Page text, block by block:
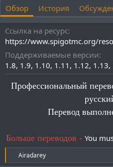
т
о
р
т
а
с
о
з
а
н
я
г
и
Обзор История
Ссылка на ресурс
https://www.spigotmc.org/
Поддерживаемые версии
1.8 1.9 1.10 1.11 1.12 1.13
Профессиональный
Перевод
Больше переводов - You
Р
е
Airadarey